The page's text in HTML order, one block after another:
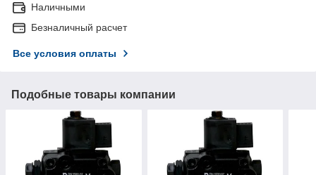
Наличными
Безналичный расчет
Все условия оплаты
Подобные товары компании